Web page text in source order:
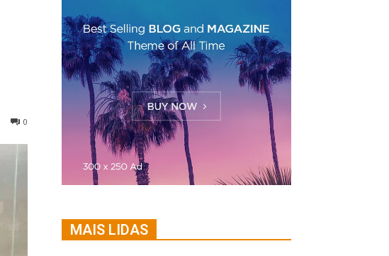
0
MAIS LIDAS